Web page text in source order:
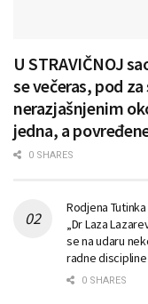
U STRAVIČNOJ
se večeras, pod
nerazjašnjenim
jedna, a
0 SHARES
Rodjena
„Dr Laza
se na udaru
radne
0 SHARES